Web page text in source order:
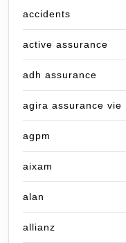
accidents
active assurance
adh assurance
agira assurance vie
agpm
aixam
alan
allianz